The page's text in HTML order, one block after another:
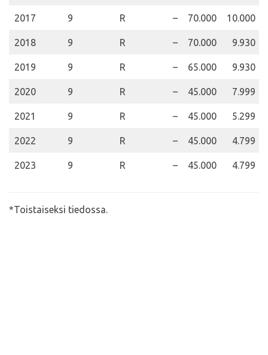
2017 9 R – 70.000 10.000
2018 9 R – 70.000 9.930
2019 9 R – 65.000 9.930
2020 9 R – 45.000 7.999
2021 9 R – 45.000 5.299
2022 9 R – 45.000 4.799
2023 9 R – 45.000 4.799
*Toistaiseksi tiedossa.